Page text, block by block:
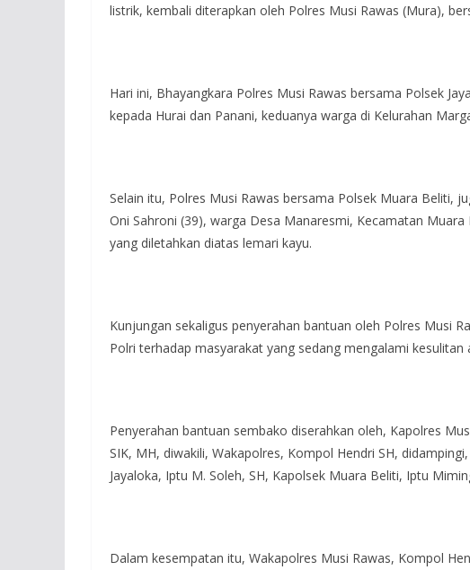
listrik, kembali diterapkan oleh Polres Musi Rawas (Mura),
Hari ini, Bhayangkara Polres Musi Rawas bersama Polsek
kepada Hurai dan Panani, keduanya warga di Kelurahan
Selain itu, Polres Musi Rawas bersama Polsek Muara Beliti,
Oni Sahroni (39), warga Desa Manaresmi, Kecamatan
yang diletahkan diatas lemari kayu.
Kunjungan sekaligus penyerahan bantuan oleh Polres Musi
Polri terhadap masyarakat yang sedang mengalami
Penyerahan bantuan sembako diserahkan oleh, Kapolres
SIK, MH, diwakili, Wakapolres, Kompol Hendri SH,
Jayaloka, Iptu M. Soleh, SH, Kapolsek Muara Beliti, Iptu
Dalam kesempatan itu, Wakapolres Musi Rawas, Kompol